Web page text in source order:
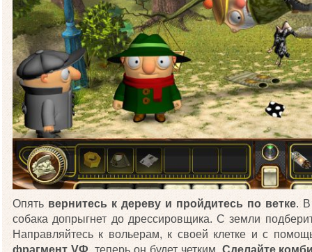
Опять вернитесь к дереву и пройдитесь по ветке. В
собака допрыгнет до дрессировщика. С земли
Направляйтесь к вольерам, к своей клетке и с
фрагмент VФ, теперь он будет четким. Сделайте